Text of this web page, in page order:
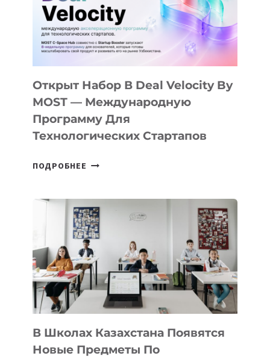
YOUTH
CAMP
ДАЛ
30
ПОДРОСТКАМ
БИЛЕТ
В
ПРЕДПРИНИМАТЕЛЬСТВО
Открыт Набор В Deal Velocity By
MOST — Международную
Программу Для
Технологических Стартапов
ПОДРОБНЕЕ ОТКРЫТ
DEAL
VELOCITY
BY
MOST
—
МЕЖДУНАРОДНУЮ
ПРОГРАММУ
ДЛЯ
ТЕХНОЛОГИЧЕСКИХ
В Школах Казахстана Появятся
Новые Предметы По